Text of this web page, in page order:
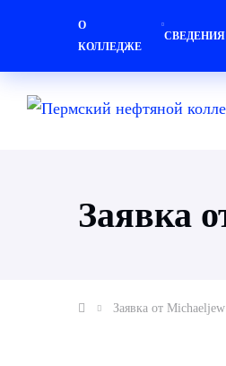
О
КОЛЛЕДЖЕ
СВЕДЕНИЯ
Заявка
Заявка от Michaeljew